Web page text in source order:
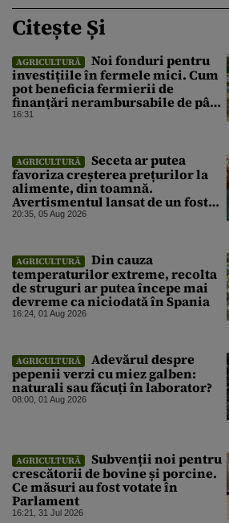
Citește Și
AGRICULTURĂ
Noi fonduri pentru
investițiile în fermele mici. Cum
pot beneficia fermierii de
finanțări nerambursabile de până
la 50.000 de euro
16:31
AGRICULTURĂ
Seceta ar putea
favoriza creșterea prețurilor la
alimente, din toamnă.
Avertismentul lansat de un fost
ministru al Agriculturii: „Un
20:35, 05 Aug 2026
AGRICULTURĂ
Din cauza
temperaturilor extreme, recolta
de struguri ar putea începe mai
devreme ca niciodată în Spania
16:24, 01 Aug 2026
AGRICULTURĂ
Adevărul despre
pepenii verzi cu miez galben:
naturali sau făcuți în laborator?
08:00, 01 Aug 2026
AGRICULTURĂ
Subvenții noi pentru
crescătorii de bovine și porcine.
Ce măsuri au fost votate în
Parlament
16:21, 31 Jul 2026